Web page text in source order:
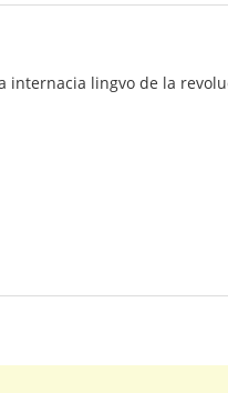
internacia lingvo de la